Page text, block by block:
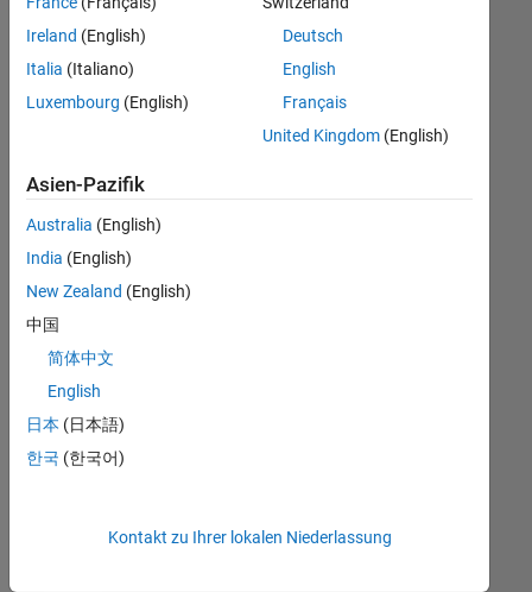
fassen
oder
alle
Stellenangebote
anzeigen .
noch
keine
offenen
Stellen
können,
die
Ihren
entsprechen,
werden
unseres
Ireland (English)
Italia (Italiano)
Luxembourg (English)
Deutsch
English
Français
United Kingdom(English)
Asien-Pazifik
Australia (English)
India (English)
New Zealand (English)
中国
简体中文
English
日本 (日本語)
한국 (한국어)
Kontakt zu Ihrer lokalen Niederlassung